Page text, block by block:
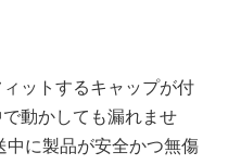
ットするキャップが付
動かしても漏れませ
中に製品が安全かつ無傷